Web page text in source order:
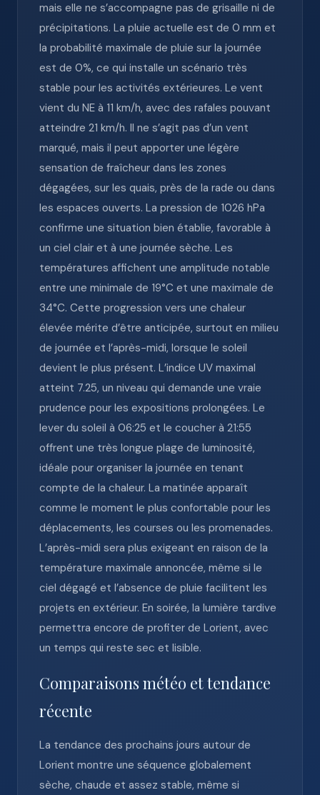
mais elle ne s’accompagne pas de grisaille ni de
précipitations. La pluie actuelle est de 0 mm et
la probabilité maximale de pluie sur la journée
est de 0%, ce qui installe un scénario très
stable pour les activités extérieures. Le vent
vient du NE à 11 km/h, avec des rafales pouvant
atteindre 21 km/h. Il ne s’agit pas d’un vent
marqué, mais il peut apporter une légère
sensation de fraîcheur dans les zones
dégagées, sur les quais, près de la rade ou dans
les espaces ouverts. La pression de 1026 hPa
confirme une situation bien établie, favorable à
un ciel clair et à une journée sèche. Les
températures affichent une amplitude notable
entre une minimale de 19°C et une maximale de
34°C. Cette progression vers une chaleur
élevée mérite d’être anticipée, surtout en milieu
de journée et l’après-midi, lorsque le soleil
devient le plus présent. L’indice UV maximal
atteint 7.25, un niveau qui demande une vraie
prudence pour les expositions prolongées. Le
lever du soleil à 06:25 et le coucher à 21:55
offrent une très longue plage de luminosité,
idéale pour organiser la journée en tenant
compte de la chaleur. La matinée apparaît
comme le moment le plus confortable pour les
déplacements, les courses ou les promenades.
L’après-midi sera plus exigeant en raison de la
température maximale annoncée, même si le
ciel dégagé et l’absence de pluie facilitent les
projets en extérieur. En soirée, la lumière tardive
permettra encore de profiter de Lorient, avec
un temps qui reste sec et lisible.
Comparaisons météo et tendance
récente
La tendance des prochains jours autour de
Lorient montre une séquence globalement
sèche, chaude et assez stable, même si